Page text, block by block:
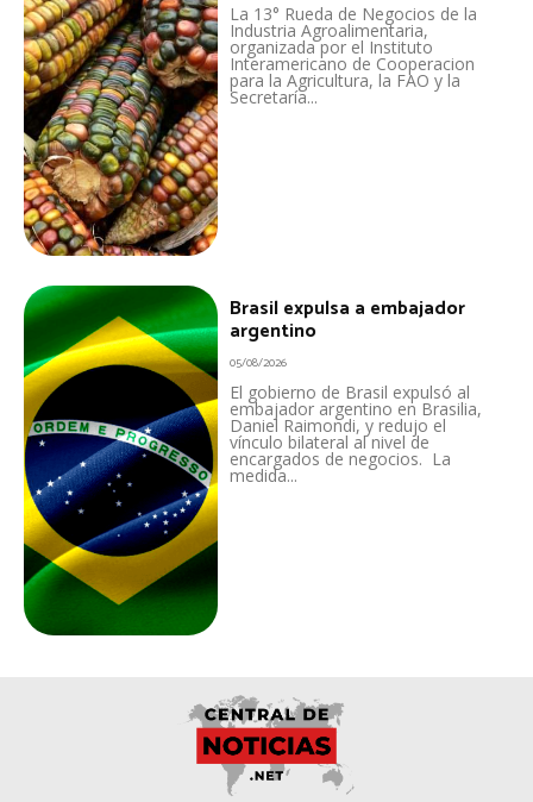
La 13° Rueda de Negocios de la
Industria Agroalimentaria,
organizada por el Instituto
Interamericano de Cooperacion
para la Agricultura, la FAO y la
Secretaría...
Brasil expulsa a embajador
argentino
05/08/2026
El gobierno de Brasil expulsó al
embajador argentino en Brasilia,
Daniel Raimondi, y redujo el
vínculo bilateral al nivel de
encargados de negocios. La
medida...